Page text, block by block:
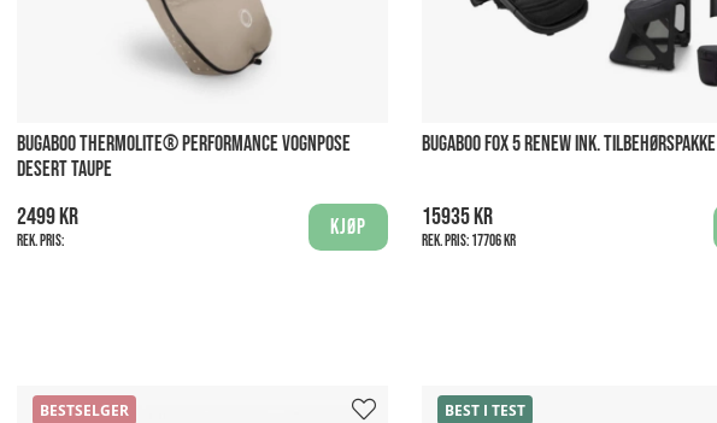
BUGABOO THERMOLITE® PERFORMANCE VOGNPOSE
DESERT TAUPE
2499 kr
Rek. pris:
Kjøp
BUGABOO FOX 5 RENEW INK. TILBEHØRSPAKKE
15935 kr
Rek. pris:17706 kr
BESTSELGER
BEST I TEST